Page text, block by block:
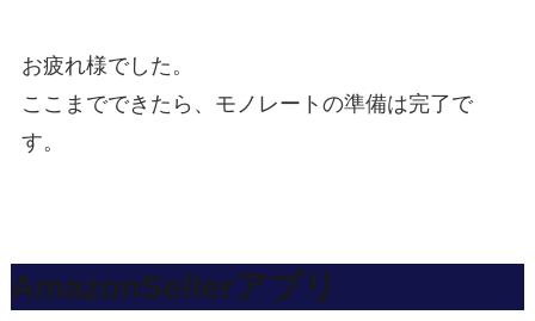
お疲れ様でした。
ここまでできたら、モノレートの準備は完了で
す。
AmazonSellerアプリ